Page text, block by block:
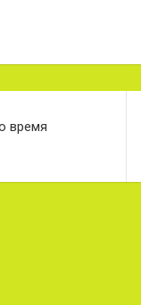
время